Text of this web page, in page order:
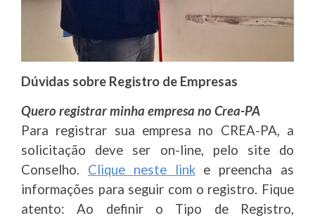
Dúvidas sobre Registro de Empresas
Quero registrar minha empresa no Crea-PA
Para registrar sua empresa no CREA-PA, a
solicitação deve ser on-line, pelo site do
Conselho. Clique neste linke preencha as
informações para seguir com o registro. Fique
atento: Ao definir o Tipo de Registro,